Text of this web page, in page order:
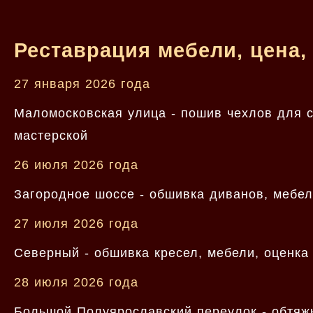
Реставрация мебели,
27 января 2026 года
Маломосковская улица - пошив чехлов для
мастерской
26 июля 2026 года
Загородное шоссе - обшивка диванов,
27 июля 2026 года
Северный - обшивка кресел, мебели,
28 июля 2026 года